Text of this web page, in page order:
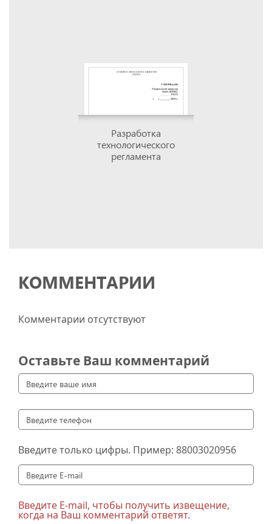
Разработка
технологического
регламента
КОММЕНТАРИИ
Комментарии отсутствуют
Оставьте Ваш комментарий
Введите только цифры. Пример: 88003020956
Введите E-mail, чтобы получить извещение,
когда на Ваш комментарий ответят.